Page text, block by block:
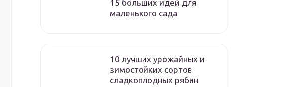
15 больших идей для
маленького сада
10 лучших урожайных и
зимостойких сортов
сладкоплодных рябин